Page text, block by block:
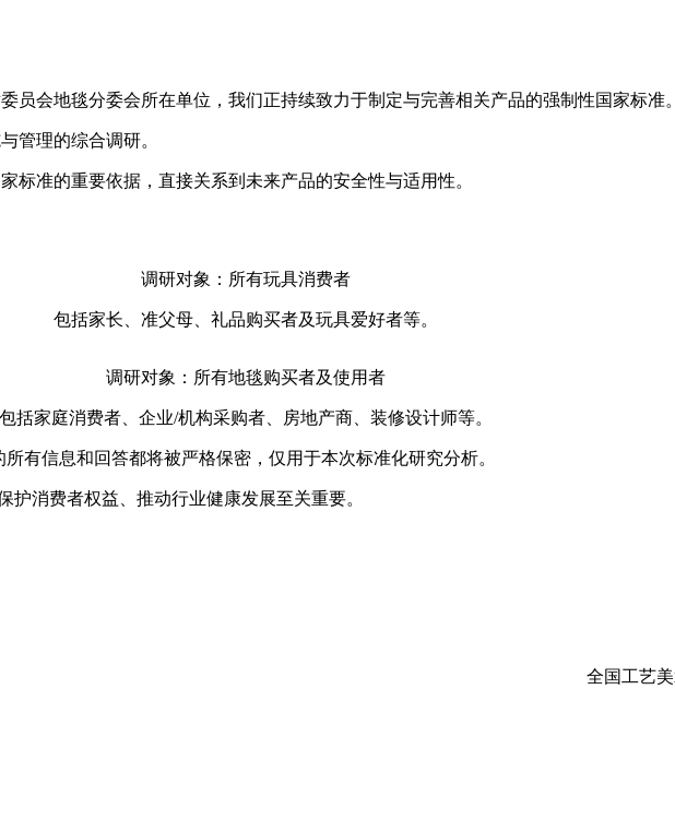
会地毯分委会所在单位，我们正持续致力于制定与完善相关产品的强制性国家标准。
管理的综合调研。
准的重要依据，直接关系到未来产品的安全性与适用性。
调研对象：所有玩具消费者
包括家长、准父母、礼品购买者及玩具爱好者等。
调研对象：所有地毯购买者及使用者
包括家庭消费者、企业/机构采购者、房地产商、装修设计师等。
信息和回答都将被严格保密，仅用于本次标准化研究分析。
消费者权益、推动行业健康发展至关重要。
全国工艺